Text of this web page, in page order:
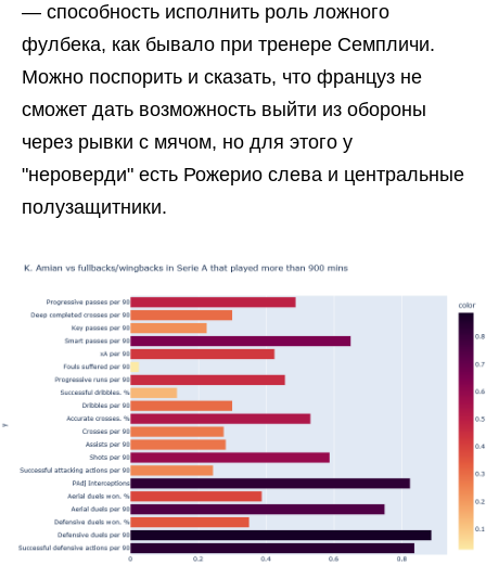
— способность исполнить роль ложного
фулбека, как бывало при тренере Семпличи.
Можно поспорить и сказать, что француз не
сможет дать возможность выйти из обороны
через рывки с мячом, но для этого у
"нероверди" есть Рожерио слева и центральные
полузащитники.